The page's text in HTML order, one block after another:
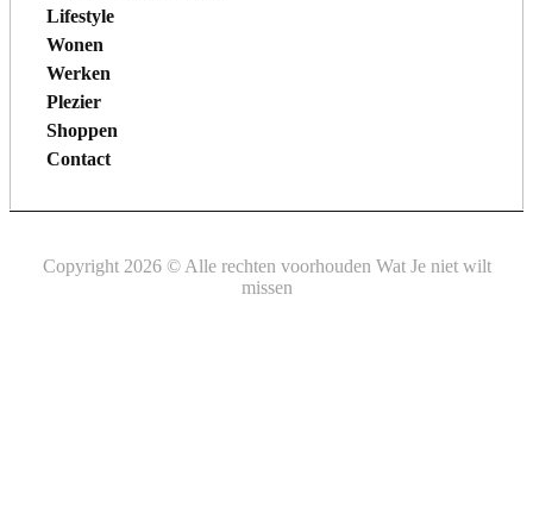
Lifestyle
Wonen
Werken
Plezier
Shoppen
Contact
Copyright 2026 © Alle rechten voorhouden Wat Je niet wilt
missen